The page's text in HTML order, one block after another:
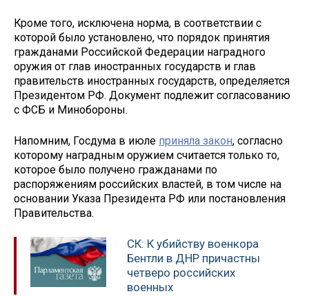
Кроме того, исключена норма, в соответствии с
которой было установлено, что порядок принятия
гражданами Российской Федерации наградного
оружия от глав иностранных государств и глав
правительств иностранных государств, определяется
Президентом РФ. Документ подлежит согласованию
с ФСБ и Минобороны.
Напомним, Госдума в июле приняла закон, согласно
которому наградным оружием считается только то,
которое было получено гражданами по
распоряжениям российских властей, в том числе на
основании Указа Президента РФ или постановления
Правительства.
СК: К убийству военкора
Бентли в ДНР причастны
четверо российских
военных